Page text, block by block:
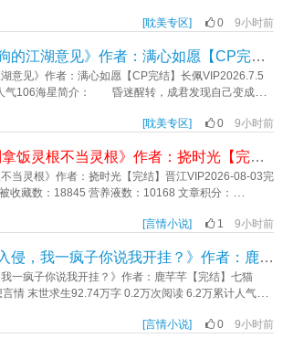
鸟与小磕巴】 好消息，一见钟情的台球教练是我的
陷了。 这个世界上竟然会有如此对他胃口的存
想办法把他泡到手！ 可为什么，如论他怎么像他
冷淡的样子啊！ QAQ难道他讨厌我？！ ——补药
要再买三十张他的专辑哦哦定制的周边尾款也要付了不
知道他有多努力吗看我怎么切我的16个大小号把号给
！（笔芯） 标签：甜宠HE一见钟情直掰弯追妻
》作者：九忌
[耽美专区] 0 9小时前
[古代架空] 《一只狗的江湖意见》作者：满心如愿【CP完结】
意见》作者：满心如愿【CP完结】长佩VIP2026.7.5
气106海星简介： 昏迷醒转，成君发现自己变成了
顶了！ 剑宗九岳山的大师兄成君为证清白跳崖明
经很惨了，没想到还有比他更惨的，夏舒的出身不
田地？ 一人一狗由大陆南方一路北游，遇到很多故
秀水的掌上明珠、甩不掉的烂桃花、苗疆的小蛊
面对的历史遗留问题—— 我们为什么不去问问神奇的
低魔微奇幻，有炼体与秘术师之分，本质是个快意
部分源于九州设定，自成一系，考据退避，不影响阅
低魔武侠灵魂转换剧情年上强强秘术师公路文微
[耽美专区] 0 9小时前
饭灵根不当灵根》作者：挠时光【完结】
当灵根》作者：挠时光【完结】晋江VIP2026-08-03完
收藏数：18845 营养液数：10168 文章积分：
为宗门弃子，最后寻了一处偏僻的地方了结了性
美食博主，来到这里后，她打算重操旧业，捞起
子可以拿来做果酱，泡果酒，腌肉…… 吸着灵
汤还是红烧，都很鲜美 光临秦羡私房菜馆的顾
巴露出来了啊喂…… 狐妖一族，一向是对人
[言情小说] 1 9小时前
[无ＣＰ向] 《游戏入侵，我一疯子你说我开挂？》作者：鹿芊芊【完结】
一疯子你说我开挂？》作者：鹿芊芊【完结】七猫
情 末世求生92.74万字 0.2万次阅读 6.2万累计人气值
播里重复这句话。她低头，手腕上戴着“分贝计数器”，数
[言情小说] 0 9小时前